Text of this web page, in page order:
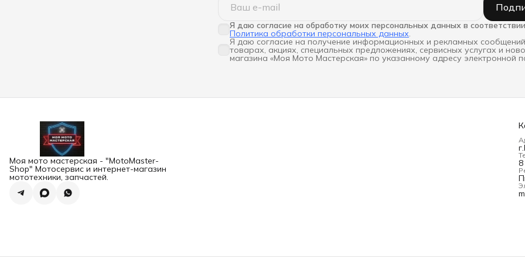
Я даю согласие на обработку моих персональных данных в
Политика обработки персональных данных
Я даю согласие на получение информационных и рекламных
товарах, акциях, специальных предложениях, сервисных услугах и
магазина «Моя Мото Мастерская» по указанному адресу электронной
Моя мото мастерская - "MotoMaster-
Shop" Мотосервис и интернет-магазин
мототехники, запчастей.
8